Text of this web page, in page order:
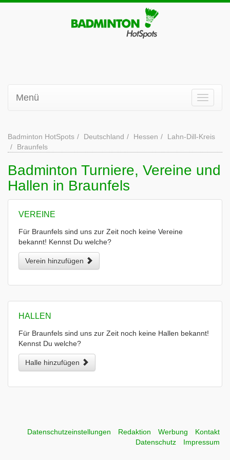
Menü
Badminton HotSpots Deutschland Hessen
Lahn-Dill-Kreis
Braunfels
Badminton Turniere, Vereine und
Hallen in Braunfels
VEREINE
Für Braunfels sind uns zur Zeit noch keine Vereine
bekannt! Kennst Du welche?
Verein hinzufügen
HALLEN
Für Braunfels sind uns zur Zeit noch keine Hallen bekannt!
Kennst Du welche?
Halle hinzufügen
Datenschutzeinstellungen Redaktion Werbung
Kontakt
Datenschutz
Impressum